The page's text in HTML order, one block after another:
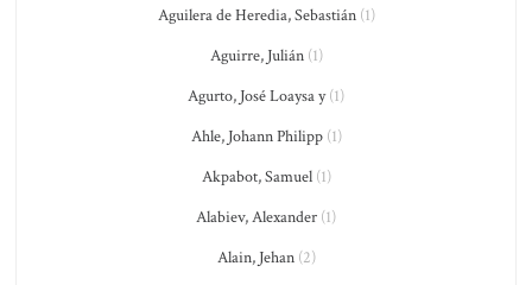
Aguilera de Heredia, Sebastián(1)
Aguirre, Julián(1)
Agurto, José Loaysa y(1)
Ahle, Johann Philipp(1)
Akpabot, Samuel(1)
Alabiev, Alexander (1)
Alain, Jehan(2)